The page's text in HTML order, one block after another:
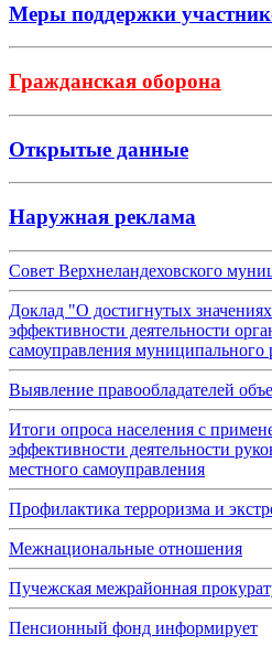
Меры поддержки
Гражданская оборона
Открытые данные
Наружная реклама
Совет Верхнеландеховского
Доклад "О достигнутых
эффективности деятельности
самоуправления муниципального
Выявление правообладателей
Итоги опроса населения с
эффективности деятельности
местного самоуправления
Профилактика терроризма и
Межнациональные отношения
Пучежская межрайонная
Пенсионный фонд информирует